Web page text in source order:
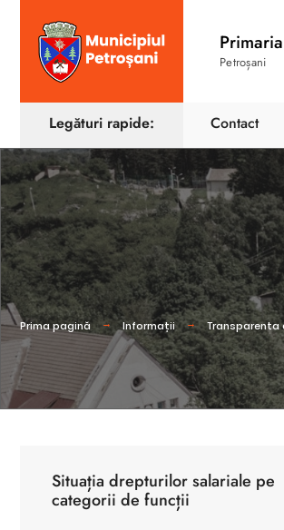
Primaria
Petroșani
Legături rapide: Contact
Prima pagină Informații Transparenta
Situația drepturilor salariale pe
categorii de funcții